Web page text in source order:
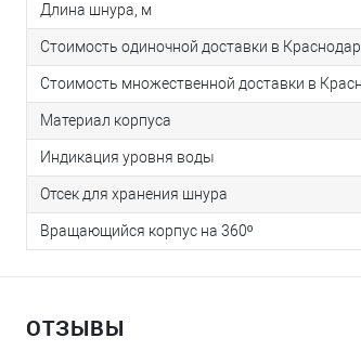
Длина шнура, м
Стоимость одиночной доставки в
Стоимость множественной доставки в
Материал корпуса
Индикация уровня воды
Отсек для хранения шнура
Вращающийся корпус на 360º
ОТЗЫВЫ